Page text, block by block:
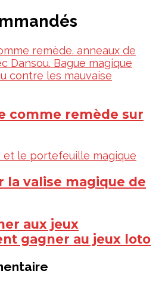
comme remède sur
la valise magique de
aux jeux
gagner au jeux loto